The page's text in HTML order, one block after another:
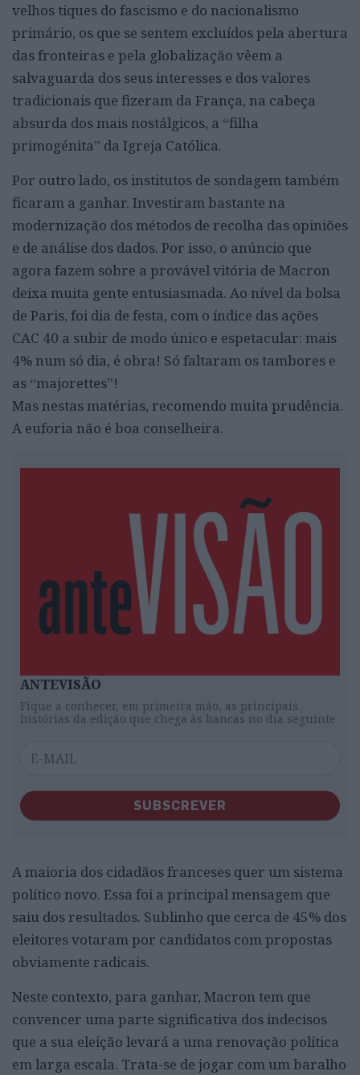
velhos tiques do fascismo e do nacionalismo
primário, os que se sentem excluídos pela abertura
das fronteiras e pela globalização vêem a
salvaguarda dos seus interesses e dos valores
tradicionais que fizeram da França, na cabeça
absurda dos mais nostálgicos, a “filha
primogénita” da Igreja Católica.
Por outro lado, os institutos de sondagem também
ficaram a ganhar. Investiram bastante na
modernização dos métodos de recolha das opiniões
e de análise dos dados. Por isso, o anúncio que
agora fazem sobre a provável vitória de Macron
deixa muita gente entusiasmada. Ao nível da bolsa
de Paris, foi dia de festa, com o índice das ações
CAC 40 a subir de modo único e espetacular: mais
4% num só dia, é obra! Só faltaram os tambores e
as “majorettes”!
Mas nestas matérias, recomendo muita prudência.
A euforia não é boa conselheira.
ANTEVISÃO
Fique a conhecer, em primeira mão, as principais
histórias da edição que chega às bancas no dia seguinte
SUBSCREVER
A maioria dos cidadãos franceses quer um sistema
político novo. Essa foi a principal mensagem que
saiu dos resultados. Sublinho que cerca de 45% dos
eleitores votaram por candidatos com propostas
obviamente radicais.
Neste contexto, para ganhar, Macron tem que
convencer uma parte significativa dos indecisos
que a sua eleição levará a uma renovação política
em larga escala. Trata-se de jogar com um baralho